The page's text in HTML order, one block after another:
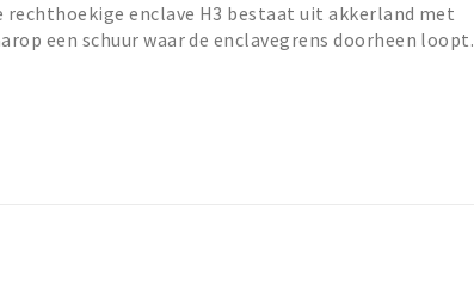
rechthoekige enclave H3 bestaat uit akkerland met
een schuur waar de enclavegrens doorheen loopt.